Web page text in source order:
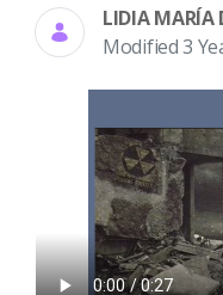
LIDIA MARÍA
Modified 3